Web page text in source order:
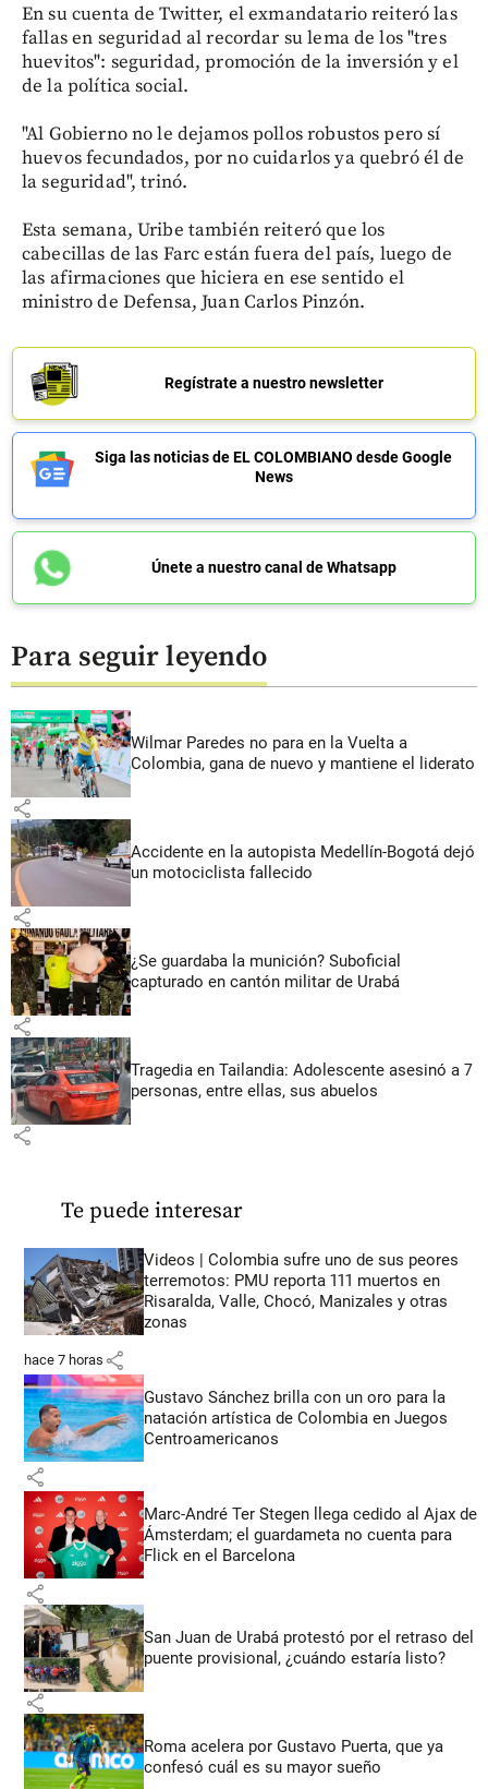
En su cuenta de Twitter, el exmandatario reiteró las
fallas en seguridad al recordar su lema de los "tres
huevitos": seguridad, promoción de la inversión y el
de la política social.
"Al Gobierno no le dejamos pollos robustos pero sí
huevos fecundados, por no cuidarlos ya quebró él de
la seguridad", trinó.
Esta semana, Uribe también reiteró que los
cabecillas de las Farc están fuera del país, luego de
las afirmaciones que hiciera en ese sentido el
ministro de Defensa, Juan Carlos Pinzón.
Regístrate a nuestro newsletter
Siga las noticias de EL COLOMBIANO desde Google
News
Únete a nuestro canal de Whatsapp
Para seguir leyendo
Wilmar Paredes no para en la Vuelta a
Colombia, gana de nuevo y mantiene el liderato
share
Accidente en la autopista Medellín-Bogotá dejó
un motociclista fallecido
share
¿Se guardaba la munición? Suboficial
capturado en cantón militar de Urabá
share
Tragedia en Tailandia: Adolescente asesinó a 7
personas, entre ellas, sus abuelos
share
Te puede interesar
Videos | Colombia sufre uno de sus peores
terremotos: PMU reporta 111 muertos en
Risaralda, Valle, Chocó, Manizales y otras
zonas
hace 7 horas share
Gustavo Sánchez brilla con un oro para la
natación artística de Colombia en Juegos
Centroamericanos
share
Marc-André Ter Stegen llega cedido al Ajax de
Ámsterdam; el guardameta no cuenta para
Flick en el Barcelona
share
San Juan de Urabá protestó por el retraso del
puente provisional, ¿cuándo estaría listo?
share
Roma acelera por Gustavo Puerta, que ya
confesó cuál es su mayor sueño